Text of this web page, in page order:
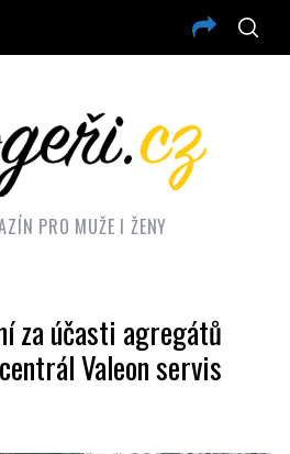
PRO MUŽE I ŽENY
za účasti agregátů
Valeon servis